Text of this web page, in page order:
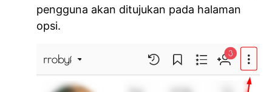
pengguna akan ditujukan pada halaman
opsi.